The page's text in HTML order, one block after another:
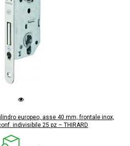
europeo, asse 40 mm, frontale inox,
indivisibile 25 pz – THIRARD